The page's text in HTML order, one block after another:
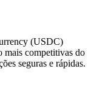
(USDC)
mais competitivas do
seguras e rápidas.